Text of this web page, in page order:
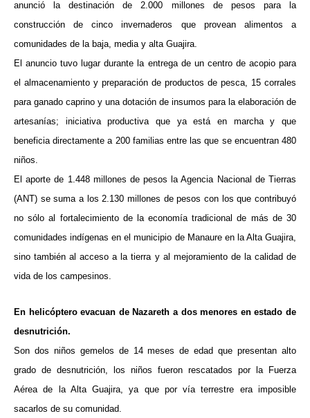
anunció la destinación de 2.000 millones de pesos para la
construcción de cinco invernaderos que provean alimentos a
comunidades de la baja, media y alta Guajira.
El anuncio tuvo lugar durante la entrega de un centro de acopio para
el almacenamiento y preparación de productos de pesca, 15 corrales
para ganado caprino y una dotación de insumos para la elaboración de
artesanías; iniciativa productiva que ya está en marcha y que
beneficia directamente a 200 familias entre las que se encuentran 480
niños.
El aporte de 1.448 millones de pesos la Agencia Nacional de Tierras
(ANT) se suma a los 2.130 millones de pesos con los que contribuyó
no sólo al fortalecimiento de la economía tradicional de más de 30
comunidades indígenas en el municipio de Manaure en la Alta Guajira,
sino también al acceso a la tierra y al mejoramiento de la calidad de
vida de los campesinos.
En helicóptero evacuan de Nazareth a dos menores en estado de
desnutrición.
Son dos niños gemelos de 14 meses de edad que presentan alto
grado de desnutrición, los niños fueron rescatados por la Fuerza
Aérea de la Alta Guajira, ya que por vía terrestre era imposible
sacarlos de su comunidad.